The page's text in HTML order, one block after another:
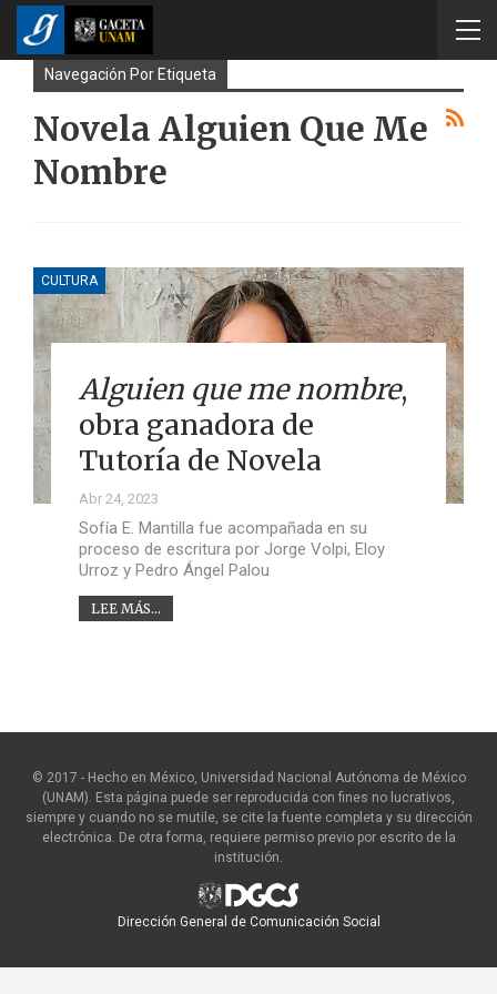
Navegación Por Etiqueta
Novela Alguien Que Me
Nombre
CULTURA
Alguien que me nombre,
obra ganadora de
Tutoría de Novela
Abr 24, 2023
Sofía E. Mantilla fue acompañada en su
proceso de escritura por Jorge Volpi, Eloy
Urroz y Pedro Ángel Palou
LEE MÁS...
© 2017 - Hecho en México, Universidad Nacional Autónoma de México
(UNAM). Esta página puede ser reproducida con fines no lucrativos,
siempre y cuando no se mutile, se cite la fuente completa y su dirección
electrónica. De otra forma, requiere permiso previo por escrito de la
institución.
Dirección General de Comunicación Social